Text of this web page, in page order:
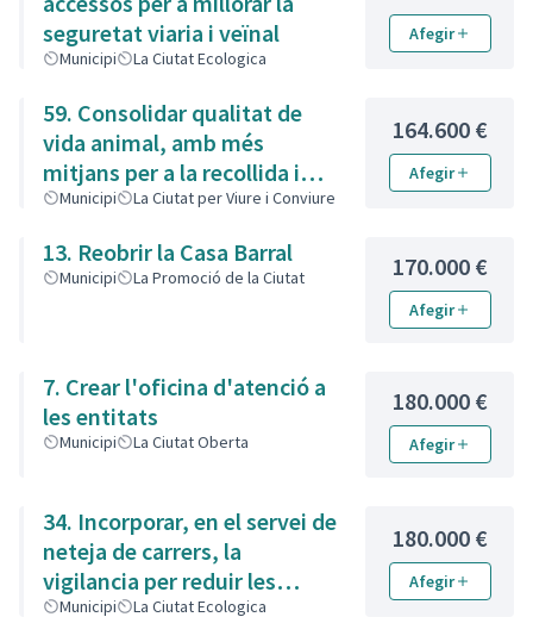
seguretat viaria i veïnal
Municipi La Ciutat Ecologica
Afegir
59. Consolidar qualitat de
vida animal, amb més
mitjans per a la recollida i
control de colònies de gats
Municipi La Ciutat per Viure i Conviure
164.600 €
Afegir
13. Reobrir la Casa Barral
Municipi La Promoció de la Ciutat 170.000 €
Afegir
7. Crear l'oficina d'atenció a
les entitats
Municipi La Ciutat Oberta
180.000 €
Afegir
34. Incorporar, en el servei de
neteja de carrers, la
vigilancia per reduir les
restes de brossa
Municipi La Ciutat Ecologica
180.000 €
Afegir